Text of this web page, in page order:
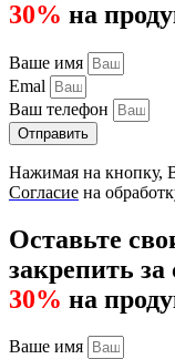
30% на
Ваше имя
Emal
Ваш телефон
Отправить
Нажимая на кнопку,
Согласие на
Оставьте
закрепить
30% на
Ваше имя